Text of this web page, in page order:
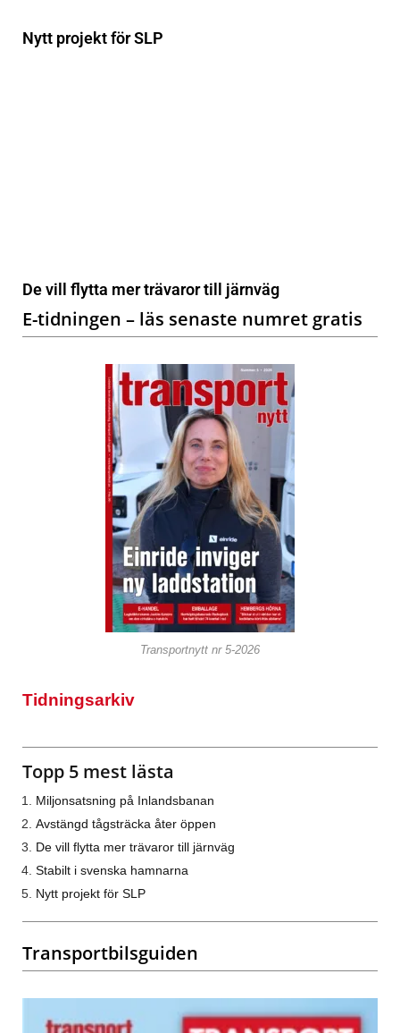
Nytt projekt för SLP
De vill flytta mer trävaror till järnväg
E-tidningen – läs senaste numret gratis
Transportnytt nr 5-2026
Tidningsarkiv
Topp 5 mest lästa
Miljonsatsning på Inlandsbanan
Avstängd tågsträcka åter öppen
De vill flytta mer trävaror till järnväg
Stabilt i svenska hamnarna
Nytt projekt för SLP
Transportbilsguiden